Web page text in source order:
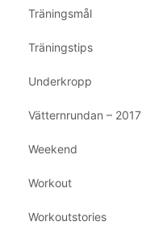
Träningsmål
Träningstips
Underkropp
Vätternrundan – 2017
Weekend
Workout
Workoutstories